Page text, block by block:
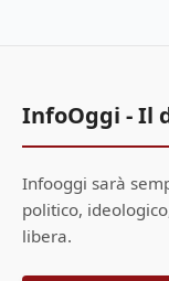
InfoOggi - Il
Infooggi sarà
politico,
libera.